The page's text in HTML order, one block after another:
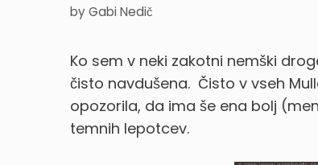
byGabi Nedič
Ko sem v neki zakotni nemški
čisto navdušena. Čisto v vseh
opozorila, da ima še ena bolj
temnih lepotcev.